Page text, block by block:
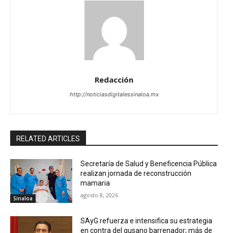
Redacción
http://noticiasdigitalessinaloa.mx
RELATED ARTICLES
Sinaloa
Secretaría de Salud y Beneficencia Pública
realizan jornada de reconstrucción
mamaria
agosto 8, 2026
SAyG refuerza e intensifica su estrategia
en contra del gusano barrenador; más de